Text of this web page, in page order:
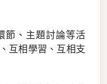
節、主題討論等活
互相學習、互相支